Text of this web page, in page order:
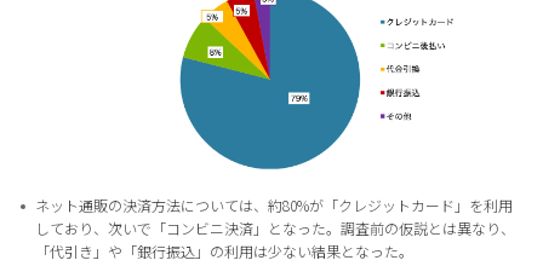
ネット通販の決済方法については、約80%が「クレジットカード」を利用
しており、次いで「コンビニ決済」となった。調査前の仮説とは異なり、
「代引き」や「銀行振込」の利用は少ない結果となった。